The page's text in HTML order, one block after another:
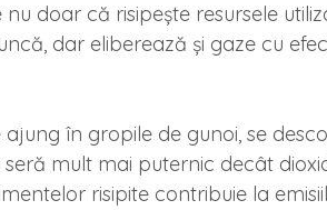
nu doar că risipește resursele
dar eliberează și gaze cu
în gropile de gunoi, se
mult mai puternic decât
risipite contribuie la